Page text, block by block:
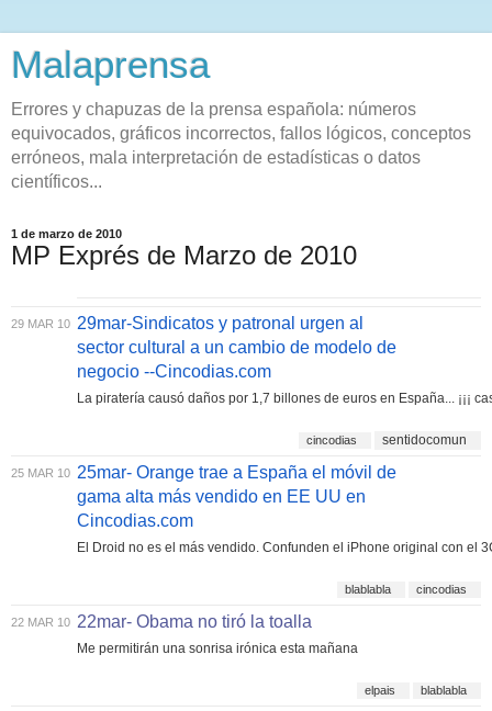
Malaprensa
Errores y chapuzas de la prensa española: números
equivocados, gráficos incorrectos, fallos lógicos, conceptos
erróneos, mala interpretación de estadísticas o datos
científicos...
1 de marzo de 2010
MP Exprés de Marzo de 2010
29 MAR 10 29mar-Sindicatos y patronal urgen al
sector cultural a un cambio de modelo de
negocio --Cincodias.com
La piratería causó daños por 1,7 billones de euros en España... ¡¡¡
cincodias sentidocomun
25 MAR 10 25mar- Orange trae a España el móvil de
gama alta más vendido en EE UU en
Cincodias.com
El Droid no es el más vendido. Confunden el iPhone original con el
blablabla cincodias
22 MAR 10 22mar- Obama no tiró la toalla
Me permitirán una sonrisa irónica esta mañana
elpais blablabla